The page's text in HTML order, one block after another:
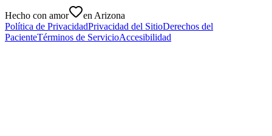
Hecho con amor
en Arizona
Política de PrivacidadPrivacidad del SitioDerechos del
PacienteTérminos de ServicioAccesibilidad